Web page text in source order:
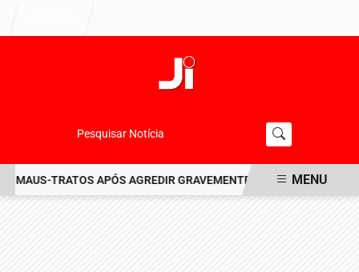
Pesquisar Notícia
TRATOS APÓS AGREDIR GRAVEMENTE CACHORRO NO
MENU